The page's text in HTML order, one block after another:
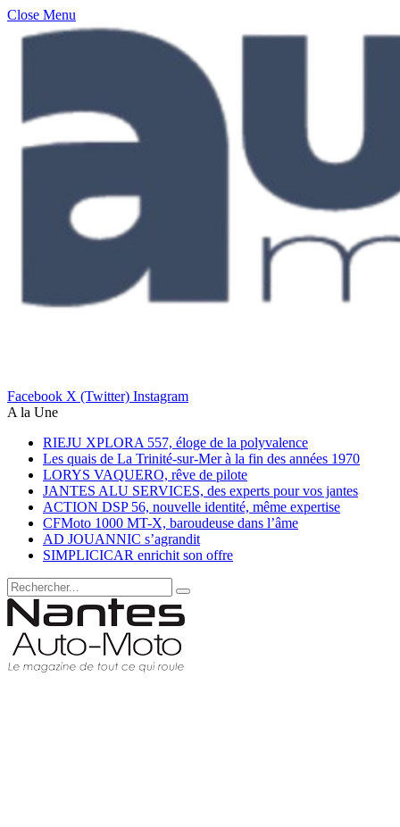
Close Menu
Facebook X (Twitter) Instagram
A la Une
RIEJU XPLORA 557, éloge de la polyvalence
Les quais de La Trinité-sur-Mer à la fin des années 1970
LORYS VAQUERO, rêve de pilote
JANTES ALU SERVICES, des experts pour vos jantes
ACTION DSP 56, nouvelle identité, même expertise
CFMoto 1000 MT-X, baroudeuse dans l’âme
AD JOUANNIC s’agrandit
SIMPLICICAR enrichit son offre